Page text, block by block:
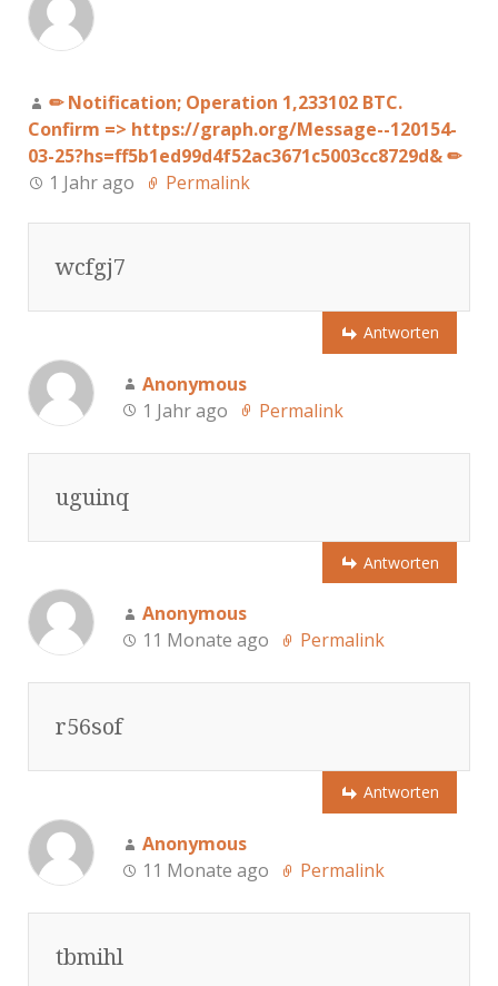
✏ Notification; Operation 1,233102 BTC.
Confirm => https://graph.org/Message--120154-
03-25?hs=ff5b1ed99d4f52ac3671c5003cc8729d& ✏
1 Jahr ago
Permalink
wcfgj7
Antworten
Anonymous
1 Jahr ago
Permalink
uguinq
Antworten
Anonymous
11 Monate ago
Permalink
r56sof
Antworten
Anonymous
11 Monate ago
Permalink
tbmihl